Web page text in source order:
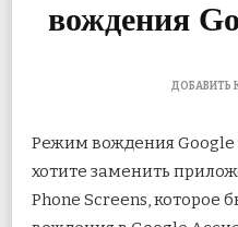
вождения
ДОБАВИТЬ
Режим вождения Google
хотите заменить
Phone Screens,